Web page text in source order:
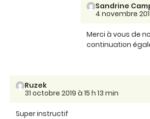
Sandrine
4 novembre
Merci à vous de
continuation
Ruzek
31 octobre 2019 à 15 h 13 min
Super instructif